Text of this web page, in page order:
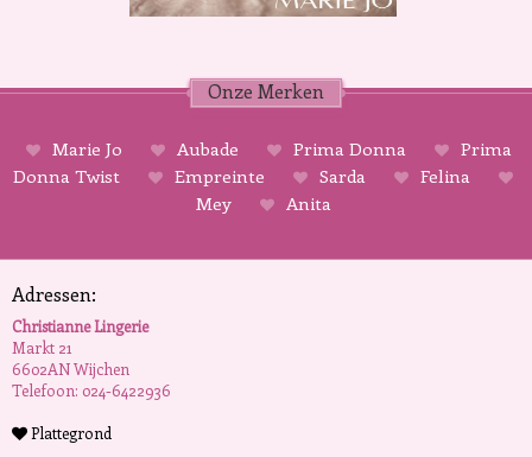
Onze Merken
Marie Jo Aubade Prima Donna
Prima
Donna Twist
Empreinte Sarda
Felina
Mey
Anita
Adressen:
Christianne Lingerie
Markt 21
6602AN Wijchen
Telefoon: 024-6422936
Plattegrond